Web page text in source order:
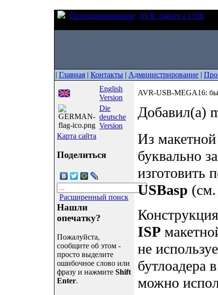
Программирование AVR: работа с USB
| Главная | Контакты | Администрирование |
English
Version
Die
deutsche
Version
Карта сайта
Поделиться
Расширенный поиск
Нашли
опечатку?
Пожалуйста,
сообщите об этом -
просто выделите
ошибочное слово или
фразу и нажмите Shift
Enter.
AVR-USB-MEGA16:
Добавил(а)
Из
буквально
изготовить
USBasp
ISP
не
бутлоадера
можно